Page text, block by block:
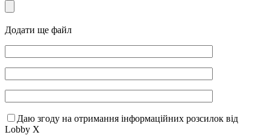
Додати ще файл
Даю згоду на отримання інформаційних розсилок від
Lobby X